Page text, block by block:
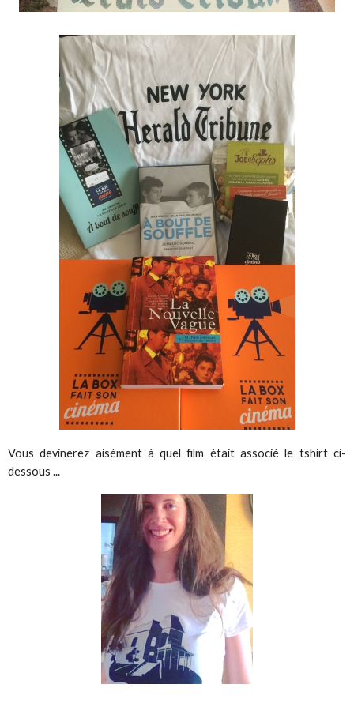
Vous devinerez aisément à quel film était associé le tshirt ci-
dessous ...